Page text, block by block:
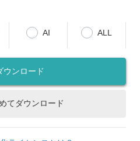
AI ALL
ウンロード
てダウンロード